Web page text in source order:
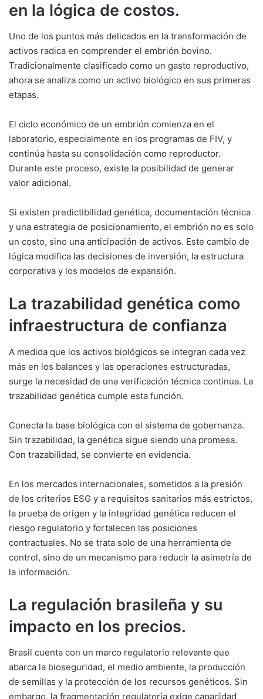
en la lógica de costos.
Uno de los puntos más delicados en la transformación de
activos radica en comprender el embrión bovino.
Tradicionalmente clasificado como un gasto reproductivo,
ahora se analiza como un activo biológico en sus primeras
etapas.
El ciclo económico de un embrión comienza en el
laboratorio, especialmente en los programas de FIV, y
continúa hasta su consolidación como reproductor.
Durante este proceso, existe la posibilidad de generar
valor adicional.
Si existen predictibilidad genética, documentación técnica
y una estrategia de posicionamiento, el embrión no es solo
un costo, sino una anticipación de activos. Este cambio de
lógica modifica las decisiones de inversión, la estructura
corporativa y los modelos de expansión.
La trazabilidad genética como
infraestructura de confianza
A medida que los activos biológicos se integran cada vez
más en los balances y las operaciones estructuradas,
surge la necesidad de una verificación técnica continua. La
trazabilidad genética cumple esta función.
Conecta la base biológica con el sistema de gobernanza.
Sin trazabilidad, la genética sigue siendo una promesa.
Con trazabilidad, se convierte en evidencia.
En los mercados internacionales, sometidos a la presión
de los criterios ESG y a requisitos sanitarios más estrictos,
la prueba de origen y la integridad genética reducen el
riesgo regulatorio y fortalecen las posiciones
contractuales. No se trata solo de una herramienta de
control, sino de un mecanismo para reducir la asimetría de
la información.
La regulación brasileña y su
impacto en los precios.
Brasil cuenta con un marco regulatorio relevante que
abarca la bioseguridad, el medio ambiente, la producción
de semillas y la protección de los recursos genéticos. Sin
embargo, la fragmentación regulatoria exige capacidad